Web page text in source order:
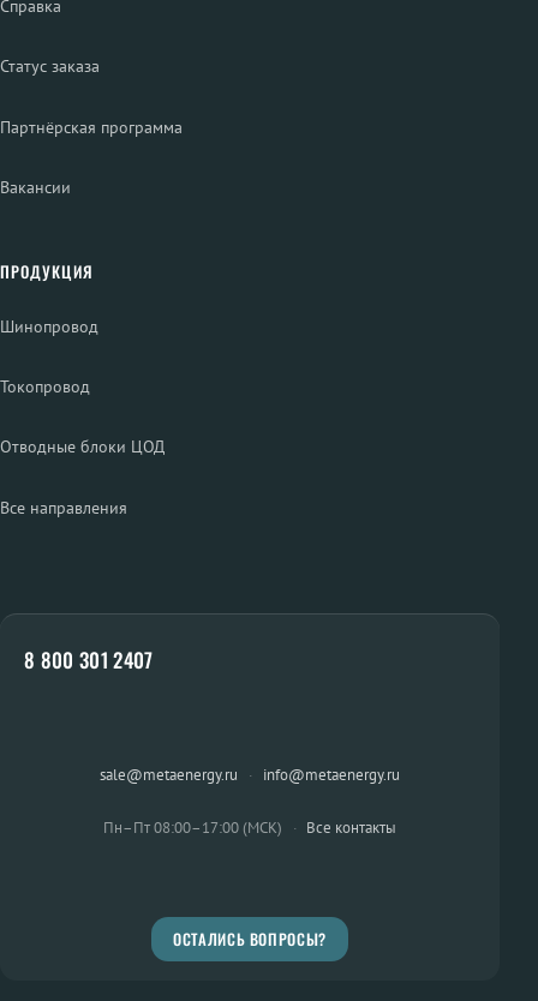
Справка
Статус заказа
Партнёрская программа
Вакансии
ПРОДУКЦИЯ
Шинопровод
Токопровод
Отводные блоки ЦОД
Все направления
8 800 301 2407
sale@metaenergy.ru · info@metaenergy.ru
Пн–Пт 08:00–17:00 (МСК) · Все контакты
ОСТАЛИСЬ ВОПРОСЫ?